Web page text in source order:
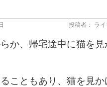
投稿者： ラ
か、帰宅途中に猫を
こともあり、猫を見